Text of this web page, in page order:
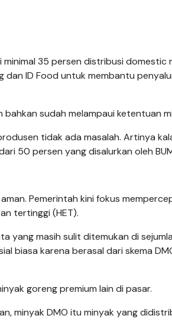
35 persen distribusi domestic
dan ID Food untuk membantu
bahkan sudah melampaui ketentuan
tidak ada masalah. Artinya
50 persen yang disalurkan oleh
Pemerintah kini fokus
tertinggi (HET).
yang masih sulit ditemukan di
biasa karena berasal dari skema
goreng premium lain di pasar.
minyak DMO itu minyak yang